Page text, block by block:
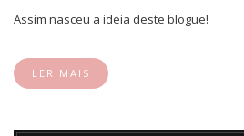
Assim nasceu a ideia deste blogue!
LER MAIS